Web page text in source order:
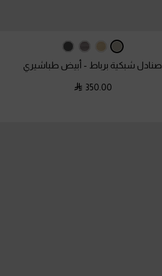
صنادل شبكية برباط - أبيض طباشيري
350.00